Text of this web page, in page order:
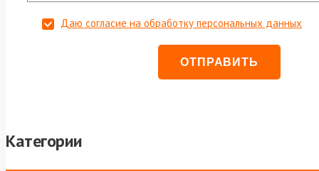
Даю согласие на обработку персональных данных
Категории